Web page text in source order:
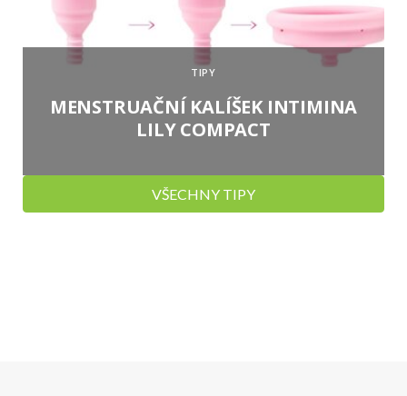
TIPY
MENSTRUAČNÍ KALÍŠEK INTIMINA
LILY COMPACT
VŠECHNY TIPY